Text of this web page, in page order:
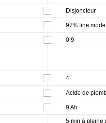
Disjoncteur
97% line mode
0.9
4
Acide de
9 Ah
5 min à pleine